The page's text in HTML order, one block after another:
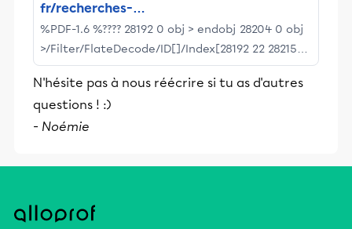
fr/recherches-
statistiques/PUB_Presence_Regions_202
0.pdf
%PDF-1.6 %???? 28192 0 obj > endobj 28204 0 obj
>/Filter/FlateDecode/ID[]/Index[28192 22 28215
1]/Info 28191 0 R/Length 84/Prev 2098499/Root
28193 0 R/Size 28216/Type/XRef/W[1 3 1]>>stream
h?bbd```b``? ??????dN?L7@$?:???"5???'?$?X ?-\$???
1012?? ? ???0??O ??? ? ?/ endstream endobj
[,??
N'hésite pas à nous réécrire si tu as d'autres
questions ! :)
- Noémie